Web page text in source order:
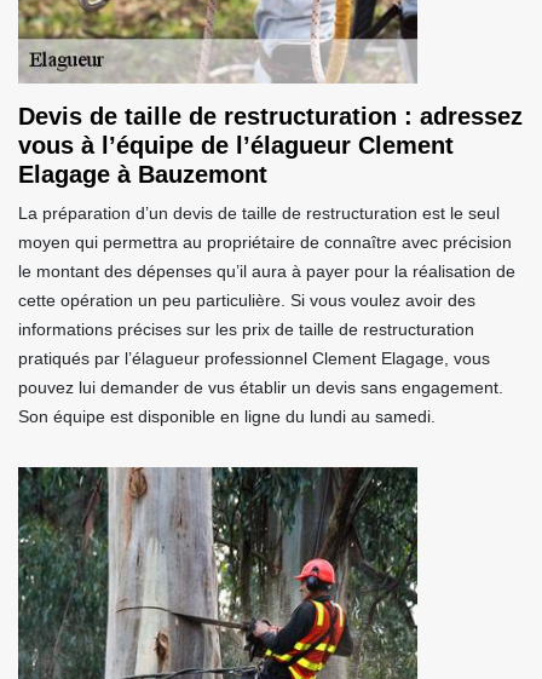
Devis de taille de restructuration : adressez
vous à l’équipe de l’élagueur Clement
Elagage à Bauzemont
La préparation d’un devis de taille de restructuration est le seul
moyen qui permettra au propriétaire de connaître avec précision
le montant des dépenses qu’il aura à payer pour la réalisation de
cette opération un peu particulière. Si vous voulez avoir des
informations précises sur les prix de taille de restructuration
pratiqués par l’élagueur professionnel Clement Elagage, vous
pouvez lui demander de vus établir un devis sans engagement.
Son équipe est disponible en ligne du lundi au samedi.